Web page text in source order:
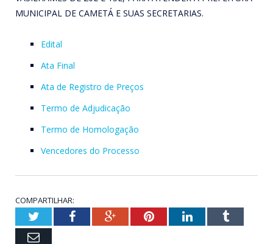
MUNICIPAL DE CAMETÁ E SUAS SECRETARIAS.
Edital
Ata Final
Ata de Registro de Preços
Termo de Adjudicação
Termo de Homologação
Vencedores do Processo
COMPARTILHAR:
TwitterFacebookGoogle+PinterestLinkedInTumblr
Email